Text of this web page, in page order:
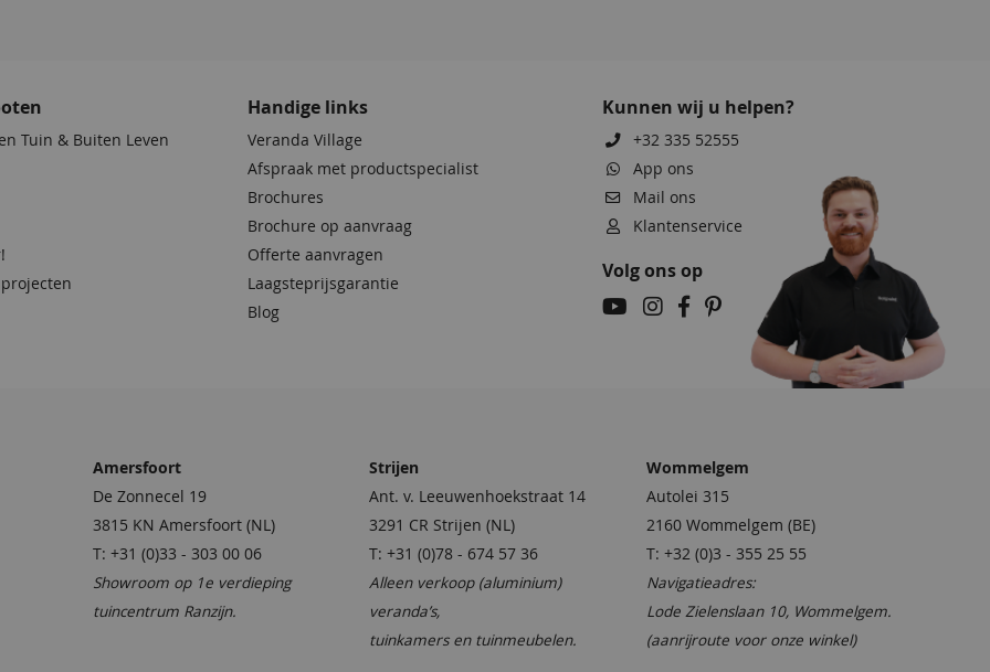
Tuin & Buiten Leven
Handige links
Veranda Village
Afspraak met productspecialist
Brochures
Brochure op aanvraag
Offerte aanvragen
Laagsteprijsgarantie
Blog
Kunnen wij u helpen?
+32 335 52555
App ons
Mail ons
Klantenservice
Volg ons op
Amersfoort
De Zonnecel 19
3815 KN Amersfoort (NL)
T: +31 (0)33 - 303 00 06
Showroom op 1e verdieping
tuincentrum Ranzijn.
Strijen
Ant. v. Leeuwenhoekstraat 14
3291 CR Strijen (NL)
T: +31 (0)78 - 674 57 36
Alleen verkoop (aluminium)
veranda’s,
tuinkamers en tuinmeubelen.
Wommelgem
Autolei 315
2160 Wommelgem (BE)
T: +32 (0)3 - 355 25 55
Navigatieadres:
Lode Zielenslaan 10, Wommelgem.
(aanrijroute voor onze winkel)